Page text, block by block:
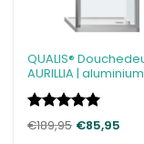
QUALIS®
AURILLIA | aluminium
Gewaardeerd
uit 5
€189,95 €85,95